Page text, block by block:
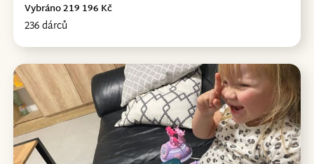
236 dárců
Vybráno 219 196 Kč